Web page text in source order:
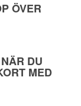
ÖVER
DU
MED